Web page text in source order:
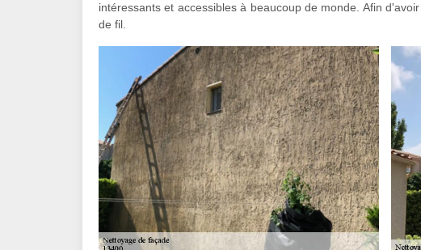
intéressants et accessibles à beaucoup de monde. Afin
de fil.